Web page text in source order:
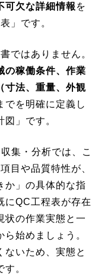
可欠な詳細情報 を
」です。
ではありません。
の稼働条件、作業
寸法、重量、外観
でを明確に定義し
」です。
集・分析では、こ
目や品質特性が、
か」の具体的な指
にQC工程表が存在
状の作業実態と一
始めましょう。
ないため、実態と
。